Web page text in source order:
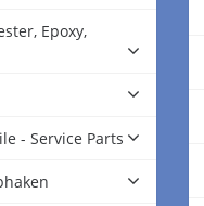
- Service Parts